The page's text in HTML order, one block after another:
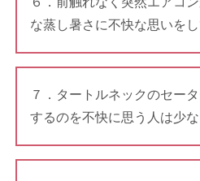
な蒸し暑さに不快な思いをし
７．タートルネックのセー
するのを不快に思う人は少な